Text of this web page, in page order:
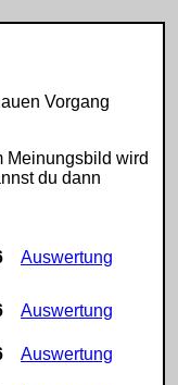
Vorgang
Meinungsbild wird
du dann
Auswertung
Auswertung
Auswertung